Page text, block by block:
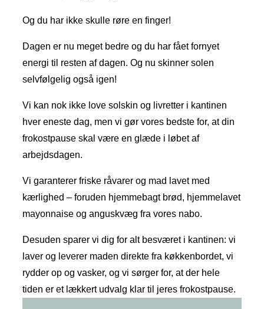
Og du har ikke skulle røre en finger!
Dagen er nu meget bedre og du har fået fornyet
energi til resten af dagen. Og nu skinner solen
selvfølgelig også igen!
Vi kan nok ikke love solskin og livretter i kantinen
hver eneste dag, men vi gør vores bedste for, at din
frokostpause skal være en glæde i løbet af
arbejdsdagen.
Vi garanterer friske råvarer og mad lavet med
kærlighed – foruden hjemmebagt brød, hjemmelavet
mayonnaise og anguskvæg fra vores nabo.
Desuden sparer vi dig for alt besværet i kantinen: vi
laver og leverer maden direkte fra køkkenbordet, vi
rydder op og vasker, og vi sørger for, at der hele
tiden er et lækkert udvalg klar til jeres frokostpause.